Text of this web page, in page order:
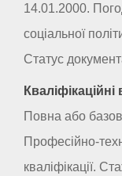
14.01.2000.
соціальної
Статус
Повна або
Професійно-
кваліфікації.